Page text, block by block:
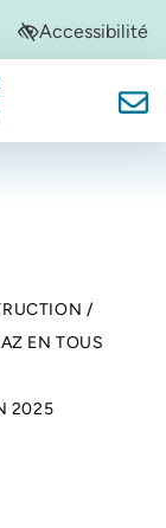
Accessibilité
Garonne
/
EN TOUS
2025
onglet)
onglet)